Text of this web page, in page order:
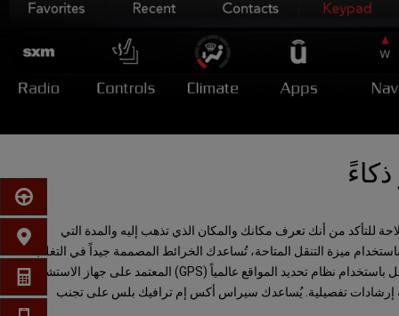
احجز
ابحث
احصل
للتأكد من أنك تعرف مكانك والمكان الذي تذهب إليه والمدة التي
ميزة التنقل المتاحة، تُساعدك الخرائط المصممة جيداً في التغلب
على حركة المرور أثناء الدمج والتنقل باستخدام نظام تحديد المواقع عالمياً (GPS) المعتمد على جهاز الاستشعار.
إرشادات تفصيلية. يُساعدك سيراس أكس إم ترافيك بلس على تجنب